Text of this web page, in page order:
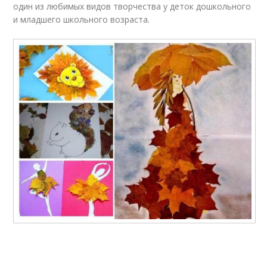
один из любимых видов творчества у деток дошкольного
и младшего школьного возраста.